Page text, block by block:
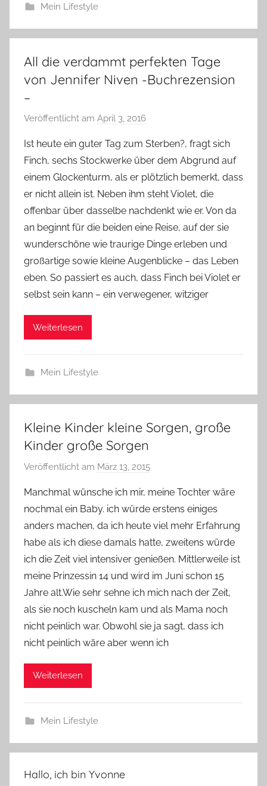
Mein Lifestyle
All die verdammt perfekten Tage
von Jennifer Niven -Buchrezension
–
Veröffentlicht am April 3, 2016
n
Y
v
o
n
n
e
Ist heute ein guter Tag zum Sterben?, fragt sich
Finch, sechs Stockwerke über dem Abgrund auf
einem Glockenturm, als er plötzlich bemerkt, dass
er nicht allein ist. Neben ihm steht Violet, die
offenbar über dasselbe nachdenkt wie er. Von da
an beginnt für die beiden eine Reise, auf der sie
wunderschöne wie traurige Dinge erleben und
großartige sowie kleine Augenblicke – das Leben
eben. So passiert es auch, dass Finch bei Violet er
selbst sein kann – ein verwegener, witziger
Weiterlesen
Mein Lifestyle
Kleine Kinder kleine Sorgen, große
Kinder große Sorgen
Veröffentlicht am März 13, 2015
n
Y
v
o
n
n
e
Manchmal wünsche ich mir, meine Tochter wäre
nochmal ein Baby. ich würde erstens einiges
anders machen, da ich heute viel mehr Erfahrung
habe als ich diese damals hatte, zweitens würde
ich die Zeit viel intensiver genießen. Mittlerweile ist
meine Prinzessin 14 und wird im Juni schon 15
Jahre alt.Wie sehr sehne ich mich nach der Zeit,
als sie noch kuscheln kam und als Mama noch
nicht peinlich war. Obwohl sie ja sagt, dass ich
nicht peinlich wäre aber wenn ich
Weiterlesen
Mein Lifestyle
Hallo, ich bin Yvonne